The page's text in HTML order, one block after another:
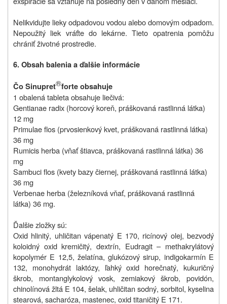
Nelikvidujte lieky odpadovou vodou alebo domovým odpadom.
Nepoužitý liek vráťte do lekárne. Tieto opatrenia pomôžu
chrániť životné prostredie.
6. Obsah balenia a ďalšie informácie
Čo Sinupret®forte obsahuje
1 obalená tableta obsahuje liečivá:
Gentianae radix (horcový koreň, práškovaná rastlinná látka)
12 mg
Primulae flos (prvosienkový kvet, práškovaná rastlinná látka)
36 mg
Rumicis herba (vňať štiavca, práškovaná rastlinná látka) 36
mg
Sambuci flos (kvety bazy čiernej, práškovaná rastlinná látka)
36 mg
Verbenae herba (železníková vňať, práškovaná rastlinná
látka) 36 mg.
Ďalšie zložky sú:
Oxid hlinitý, uhličitan vápenatý E 170, ricínový olej, bezvodý
koloidný oxid kremičitý, dextrín, Eudragit – methakrylátový
kopolymér E 12,5, želatína, glukózový sirup, indigokarmín E
132, monohydrát laktózy, ľahký oxid horečnatý, kukuričný
škrob, montanglykolový vosk, zemiakový škrob, povidón,
chinolínová žltá E 104, šelak, uhličitan sodný, sorbitol, kyselina
stearová, sacharóza, mastenec, oxid titaničitý E 171.